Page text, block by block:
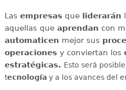
Las empresasqueliderarán
aquellas queaprendan con
automaticen mejor sus
operacionesy conviertan los
estratégicas. Esto será
tecnologíay a los avances del